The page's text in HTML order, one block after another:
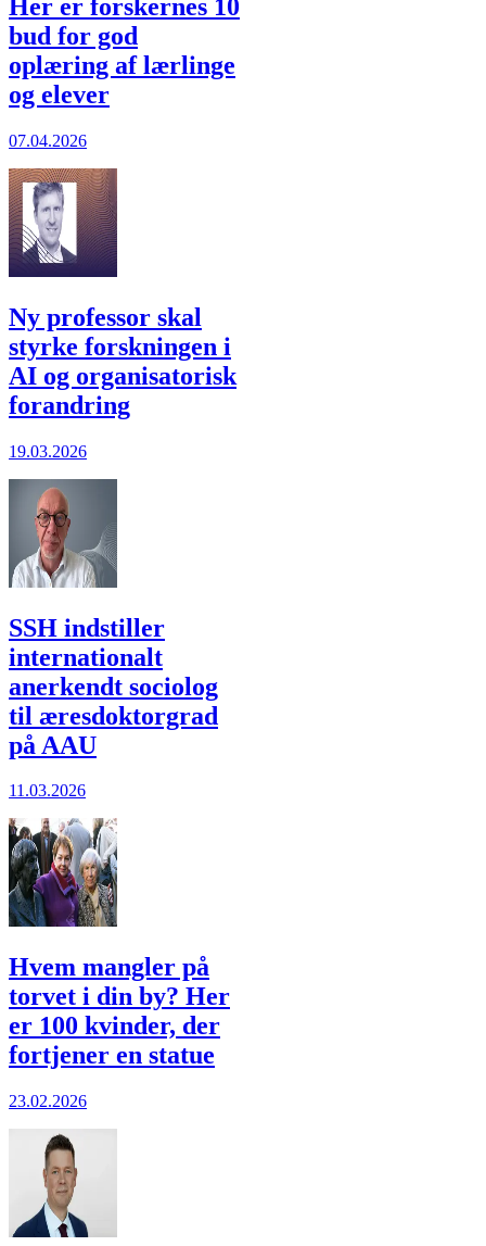
Her er forskernes 10
bud for god
oplæring af lærlinge
og elever
07.04.2026
Ny professor skal
styrke forskningen i
AI og organisatorisk
forandring
19.03.2026
SSH indstiller
internationalt
anerkendt sociolog
til æresdoktorgrad
på AAU
11.03.2026
Hvem mangler på
torvet i din by? Her
er 100 kvinder, der
fortjener en statue
23.02.2026